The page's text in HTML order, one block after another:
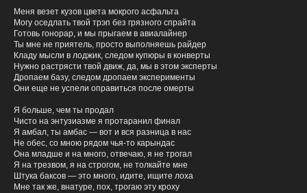
Меня везет кузов цвета мокрого асфальта
Могу оседлать твой трэп без грязного спрайта
Готовь гонорар, и мы прыгаем в авиалайнер
Ты мне не приятель, просто выполняешь райдер
Кладу мысли в лоджик, следом купюры в конверты
Нужно растрясти твой движ, да, мы в этом эксперты
Дропаем базу, следом дропаем эксперименты
Они еще не успели оправиться после омерты
Я больше, чем ты продал
Чисто на энтузиазме я протаранил финал
Я амбал, ты амбас — вот и вся разница в нас
Не обес, со мною рядом чья-то карындас
Она младше и на много, отвечаю, я не трогал
Я на трезвом, я на строгом, не толкайте мне
Штука баксов — это много, идите, ищите лоха
Мне так же, внатуре, пох, трогаю эту кроху
Отправьте нам демо
Как Вас зовут?
Укажите Ваш никнейм
Прикрепите ссылку на демо для ознакомления